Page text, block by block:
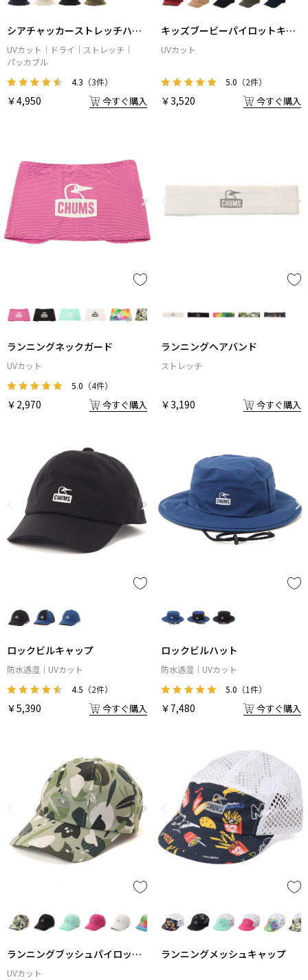
シアチャッカーストレッチハッ
ト
UVカット ドライ
ストレッチ
パッカブル
4.3 （3件）
￥4,950 今すぐ購入
キッズブービーパイロットキャ
ップ
UVカット
5.0 （2件）
￥3,520 今すぐ購入
ランニングネックガード
UVカット
5.0 （4件）
￥2,970 今すぐ購入
ランニングヘアバンド
ストレッチ
￥3,190 今すぐ購入
ロックビルキャップ
防水透湿
UVカット
4.5 （2件）
￥5,390 今すぐ購入
ロックビルハット
防水透湿
UVカット
5.0 （1件）
￥7,480 今すぐ購入
ランニングブッシュパイロット
キャップ
UVカット
ランニングメッシュキャップ